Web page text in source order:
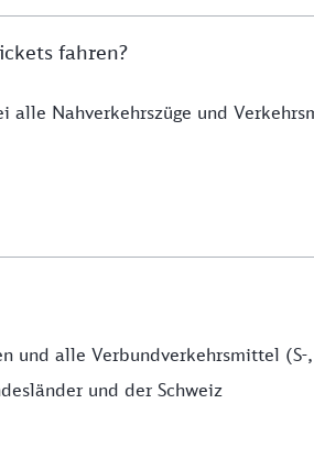
fahren?
Nahverkehrszüge und
und alle Verbundverkehrsmittel (S-
und der Schweiz